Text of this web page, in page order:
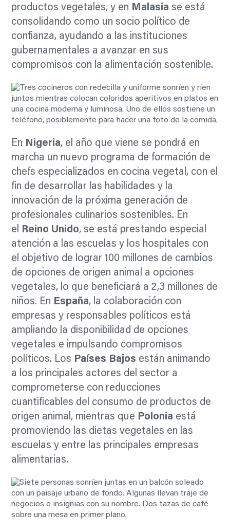
productos vegetales, y en Malasiase está
consolidando como un socio político de
confianza, ayudando a las instituciones
gubernamentales a avanzar en sus
compromisos con la alimentación sostenible.
En Nigeria, el año que viene se pondrá en
marcha un nuevo programa de formación de
chefs especializados en cocina vegetal, con el
fin de desarrollar las habilidades y la
innovación de la próxima generación de
profesionales culinarios sostenibles. En
el
Reino Unido, se está prestando especial
atención a las escuelas y los hospitales con
el objetivo de lograr 100 millones de cambios
de opciones de origen animal a opciones
vegetales, lo que beneficiará a 2,3 millones de
niños. En España, la colaboración con
empresas y responsables políticos está
ampliando la disponibilidad de opciones
vegetales e impulsando compromisos
políticos. Los Países Bajos están animando
a los principales actores del sector a
comprometerse con reducciones
cuantificables del consumo de productos de
origen animal, mientras que Polonia está
promoviendo las dietas vegetales en las
escuelas y entre las principales empresas
alimentarias.